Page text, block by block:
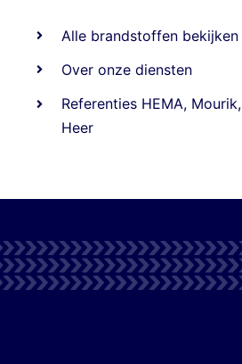
Alle brandstoffen bekijken
Over onze diensten
Referenties HEMA, Mourik,
Heer